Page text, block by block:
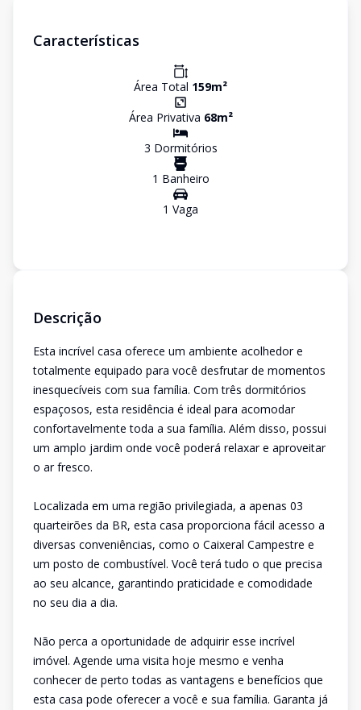
Características
Área Total 159m²
Área Privativa 68m²
3 Dormitórios
1 Banheiro
1 Vaga
Descrição
Esta incrível casa oferece um ambiente acolhedor e
totalmente equipado para você desfrutar de momentos
inesquecíveis com sua família. Com três dormitórios
espaçosos, esta residência é ideal para acomodar
confortavelmente toda a sua família. Além disso, possui
um amplo jardim onde você poderá relaxar e aproveitar
o ar fresco.
Localizada em uma região privilegiada, a apenas 03
quarteirões da BR, esta casa proporciona fácil acesso a
diversas conveniências, como o Caixeral Campestre e
um posto de combustível. Você terá tudo o que precisa
ao seu alcance, garantindo praticidade e comodidade
no seu dia a dia.
Não perca a oportunidade de adquirir esse incrível
imóvel. Agende uma visita hoje mesmo e venha
conhecer de perto todas as vantagens e benefícios que
esta casa pode oferecer a você e sua família. Garanta já